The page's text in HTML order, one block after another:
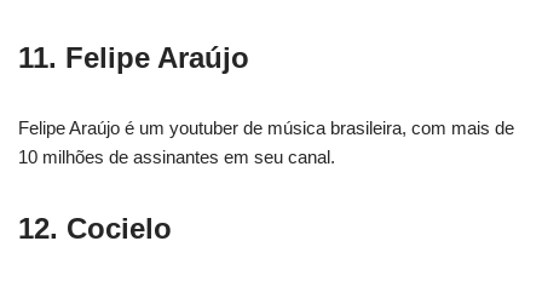
11. Felipe Araújo
Felipe Araújo é um youtuber de música brasileira, com mais de
10 milhões de assinantes em seu canal.
12. Cocielo